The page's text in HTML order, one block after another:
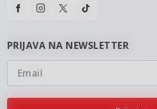
PRIJAVA NA NEWSLETTER
Email